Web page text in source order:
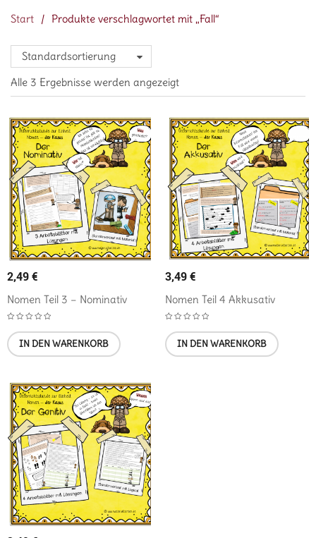
Start / Produkte verschlagwortet mit „Fall“
Standardsortierung
Alle 3 Ergebnisse werden angezeigt
2,49€
Nomen Teil 3 – Nominativ
IN DEN WARENKORB
3,49€
Nomen Teil 4 Akkusativ
IN DEN WARENKORB